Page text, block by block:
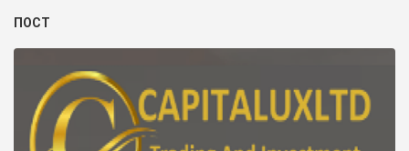
ПОСТ